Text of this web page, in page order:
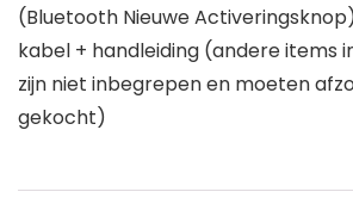
(Bluetooth Nieuwe
kabel + handleiding (andere items
zijn niet inbegrepen en moeten
gekocht)